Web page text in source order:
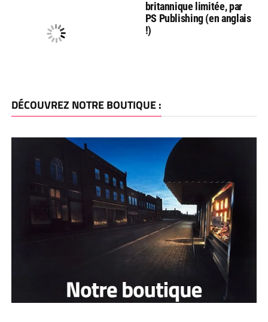
britannique limitée, par
PS Publishing (en anglais
!)
DÉCOUVREZ NOTRE BOUTIQUE :